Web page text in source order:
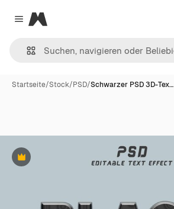
Close menu
Magnific
Startseite/Stock/PSD/Schwarzer PSD 3D-Tex…
Premium